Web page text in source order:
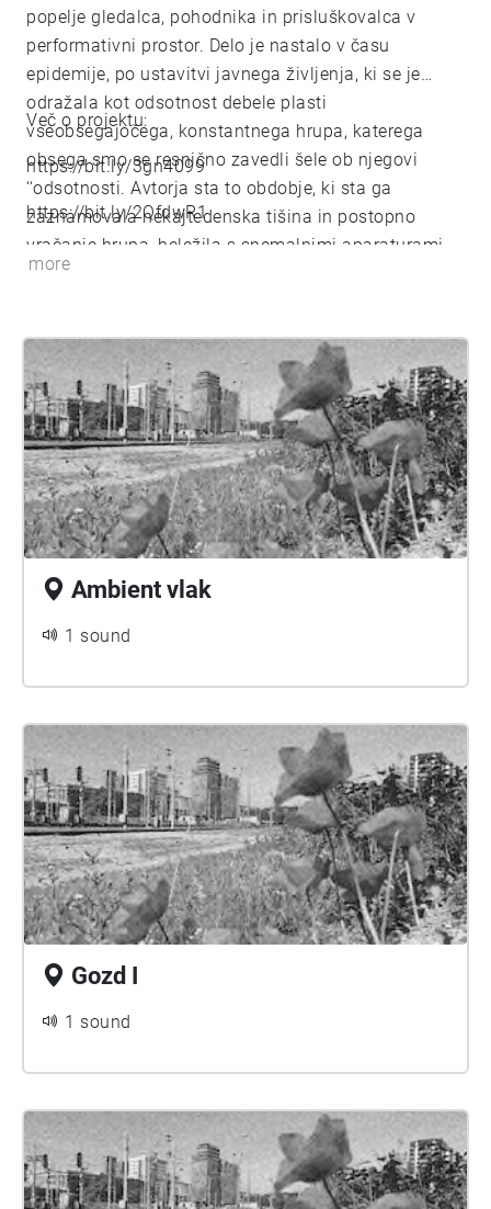
popelje gledalca, pohodnika in prisluškovalca v
performativni prostor. Delo je nastalo v času
epidemije, po ustavitvi javnega življenja, ki se je
odražala kot odsotnost debele plasti
vseobsegajočega, konstantnega hrupa, katerega
obsega smo se resnično zavedli šele ob njegovi
‘‘odsotnosti. Avtorja sta to obdobje, ki sta ga
zaznamovala nekajtedenska tišina in postopno
vračanje hrupa, beležila s snemalnimi aparaturami,
prehojenimi potmi in odkrivanjem lokalnih
hrupa pripoveduje zgodbo prihodnjega prostora. S
pomočjo geolokacijskega orodja odraža performans
izkustveno doživetje krajine in zvoka ter v teh
zapletenih časih prinaša razmislek o potencialu
degradiranega prostora s perspektive družbe,
nezmožne dialoga. Ta z zadnjimi močmi uprizarja
prevlado nad planetom, medtem ko se na drugi
strani rastline bohotijo, prepletajo in celo tolažijo,
umirjajo in utišajo ter prekrijejo preveč razširjeno
prostoru, pot, ki se vije stran od prenapetega mesta,
iztekom.
Več o projektu:
https://bit.ly/3gn4099
https://bit.ly/2QfdwR1
more
Ambient vlak
1 sound
Gozd I
1 sound